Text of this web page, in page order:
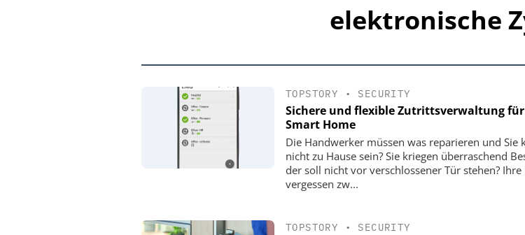
elektronische
TOPSTORY • SECURITY
Sichere und flexible Zutrittsverwaltung
Smart Home
Die Handwerker müssen was reparieren und Sie
nicht zu Hause sein? Sie kriegen überraschend
der soll nicht vor verschlossener Tür stehen? Ihre
vergessen zw...
TOPSTORY • SECURITY